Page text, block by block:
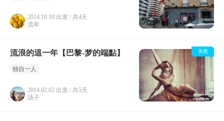
2014.10.10 出发 / 共4天
流年
流浪的這一年【巴黎-梦的端點】
独自一人
2014.02.02 出发 / 共5天
汤子
美图